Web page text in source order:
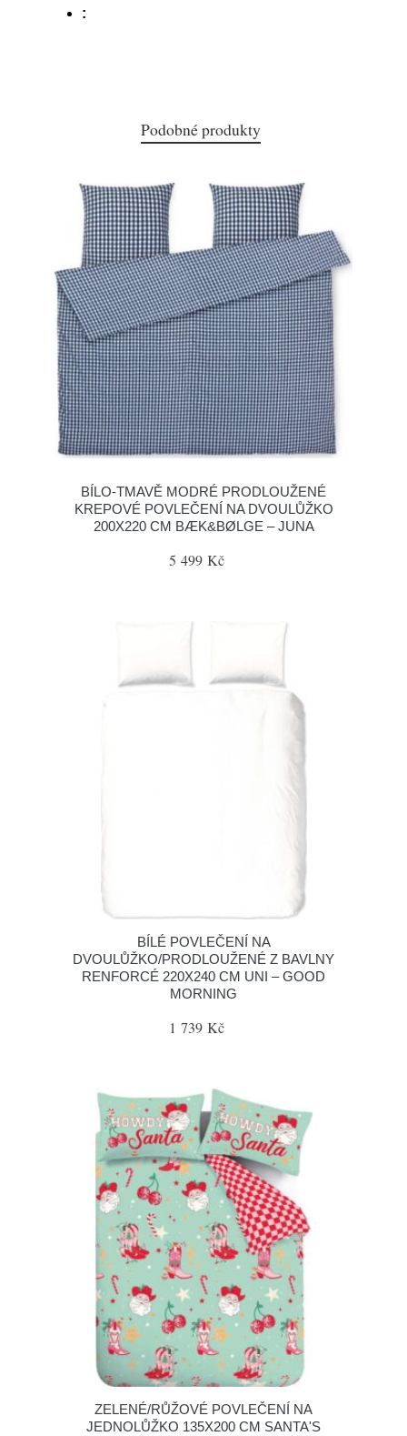
:
Podobné produkty
BÍLO-TMAVĚ MODRÉ PRODLOUŽENÉ
KREPOVÉ POVLEČENÍ NA DVOULŮŽKO
200X220 CM BÆK&BØLGE – JUNA
5 499 Kč
BÍLÉ POVLEČENÍ NA
DVOULŮŽKO/PRODLOUŽENÉ Z BAVLNY
RENFORCÉ 220X240 CM UNI – GOOD
MORNING
1 739 Kč
ZELENÉ/RŮŽOVÉ POVLEČENÍ NA
JEDNOLŮŽKO 135X200 CM SANTA'S